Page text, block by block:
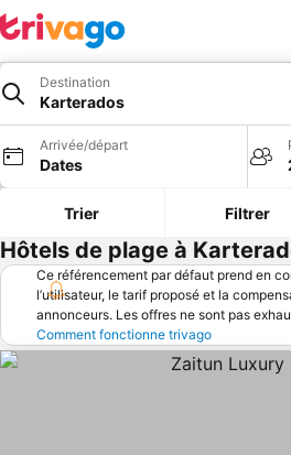
Destination
Karterados
Arrivée/départ
Dates
Trier Filtrer
Hôtels de plage à
Ce référencement par défaut prend en
l’utilisateur, le tarif proposé et la
annonceurs. Les offres ne sont pas
Comment fonctionne trivago